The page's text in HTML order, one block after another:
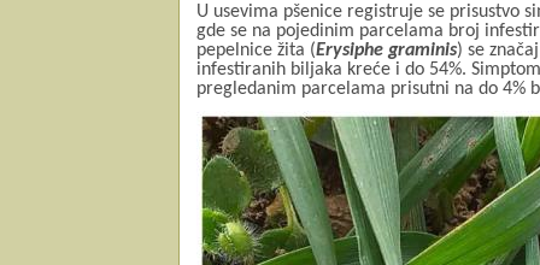
U usevima pšenice registruje se prisustvo
gde se na pojedinim parcelama broj
pepelnice žita (Erysiphe graminis) se
infestiranih biljaka kreće i do 54%.
pregledanim parcelama prisutni na do 4%